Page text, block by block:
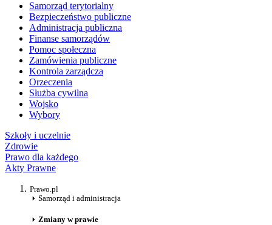
Samorząd terytorialny
Bezpieczeństwo publiczne
Administracja publiczna
Finanse samorządów
Pomoc społeczna
Zamówienia publiczne
Kontrola zarządcza
Orzeczenia
Służba cywilna
Wojsko
Wybory
Szkoły i uczelnie
Zdrowie
Prawo dla każdego
Akty Prawne
Prawo.pl
Samorząd i administracja
Zmiany w prawie